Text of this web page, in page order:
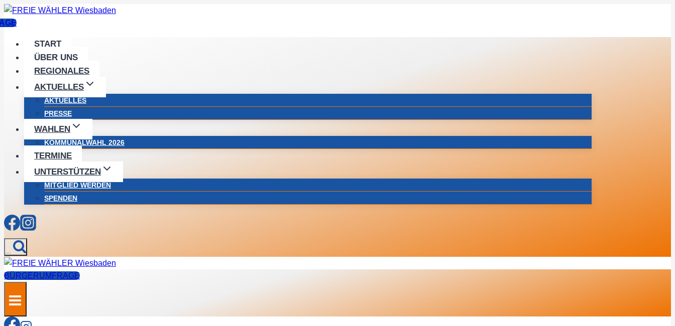
Zum
Inhalt
START
ÜBER UNS
REGIONALES
AKTUELLES
AKTUELLES
PRESSE
WAHLEN
KOMMUNALWAHL 2026
TERMINE
UNTERSTÜTZEN
MITGLIED WERDEN
SPENDEN
...
BÜRGERUMFRAGE